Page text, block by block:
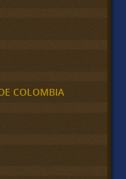
COLOMBIA